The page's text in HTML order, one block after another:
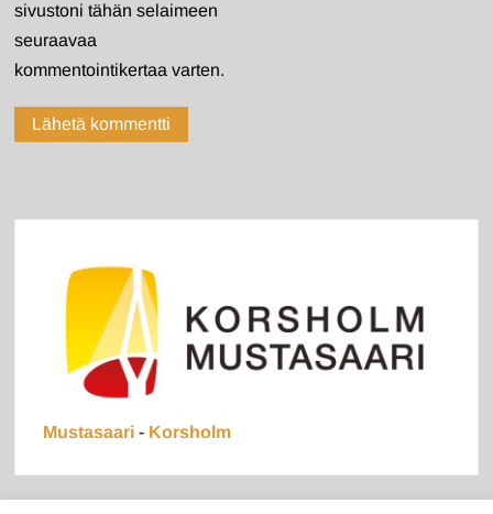
sivustoni tähän selaimeen
seuraavaa
kommentointikertaa varten.
Mustasaari - Korsholm